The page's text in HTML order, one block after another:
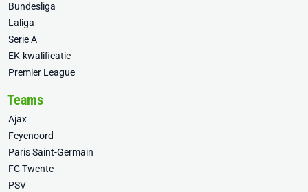
Bundesliga
Laliga
Serie A
EK-kwalificatie
Premier League
Teams
Ajax
Feyenoord
Paris Saint-Germain
FC Twente
PSV